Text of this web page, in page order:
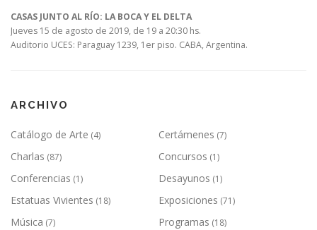
CASAS JUNTO AL RÍO: LA BOCA Y EL DELTA
Jueves 15 de agosto de 2019, de 19 a 20:30 hs.
Auditorio UCES: Paraguay 1239, 1er piso. CABA, Argentina.
ARCHIVO
Catálogo de Arte (4) Certámenes (7)
Charlas (87) Concursos (1)
Conferencias (1) Desayunos (1)
Estatuas Vivientes (18) Exposiciones (71)
Música (7) Programas (18)